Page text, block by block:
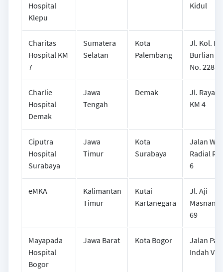
Hospital
Klepu
Kidul
Charitas
Hospital KM
7
Sumatera
Selatan
Kota
Palembang
Jl. Kol. H.
Burlian
No. 228
Charlie
Hospital
Demak
Jawa
Tengah
Demak
Jl. Raya
KM 4
Ciputra
Hospital
Surabaya
Jawa
Timur
Kota
Surabaya
Jalan
Radial
6
eMKA
Kalimantan
Timur
Kutai
Kartanegara
Jl. Aji
69
Mayapada
Hospital
Bogor
Jawa Barat Kota Bogor
Jalan
Indah V